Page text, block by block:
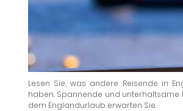
Lesen Sie, was andere Reisende in
haben. Spannende und unterhaltsame
dem Englandurlaub erwarten Sie.